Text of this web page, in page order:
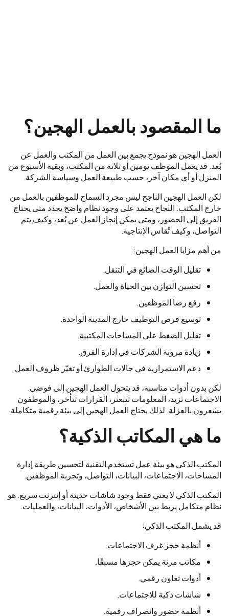
ما المقصود بالعمل الهجين؟
العمل الهجين هو نموذج يجمع بين العمل من المكتب والعمل عن
بُعد. قد يعمل الموظف يومين أو ثلاثة من المكتب، وبقية الأسبوع من
المنزل أو أي مكان آخر، حسب طبيعة العمل وسياسة الشركة.
لكن العمل الهجين الناجح ليس مجرد السماح للموظفين بالعمل من
خارج المكتب. النجاح يعتمد على وجود نظام واضح يحدد متى يحتاج
الفريق إلى الحضور، ومتى يمكن إنجاز العمل عن بُعد، وكيف يتم
التواصل، وكيف تُقاس الإنتاجية.
من أهم مزايا العمل الهجين:
تقليل الوقت الضائع في التنقل.
تحسين التوازن بين الحياة والعمل.
رفع رضا الموظفين.
توسيع فرص التوظيف خارج المدينة الواحدة.
تقليل الضغط على المساحات المكتبية.
زيادة مرونة الشركات في إدارة الفرق.
دعم الاستمرارية في حالات الطوارئ أو تغيّر ظروف العمل.
لكن بدون أدوات مناسبة، قد يتحول العمل الهجين إلى فوضى.
الاجتماعات تزيد، المعلومات تتبعثر، القرارات تتأخر، والموظفون
يشعرون بالعزلة. لذلك يحتاج العمل الهجين إلى بيئة رقمية متكاملة.
ما هي المكاتب الذكية؟
المكتب الذكي هو بيئة عمل تستخدم التقنية لتحسين طريقة إدارة
المساحات، الاجتماعات، البيانات، التواصل، وتجربة الموظفين.
المكتب الذكي لا يعني فقط وجود شاشات حديثة أو إنترنت سريع. هو
نظام متكامل يربط بين الأشخاص، الأدوات، البيانات، والعمليات.
قد يشمل المكتب الذكي:
أنظمة حجز غرف الاجتماعات.
مكاتب مرنة يمكن حجزها مسبقًا.
أدوات تعاون رقمي.
شاشات ذكية للاجتماعات.
أنظمة حضور وانصراف رقمية.